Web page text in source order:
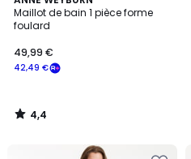
Maillot de bain 1 pièce forme
foulard
42,49 €
49,99 €
/ 5
4,4
/